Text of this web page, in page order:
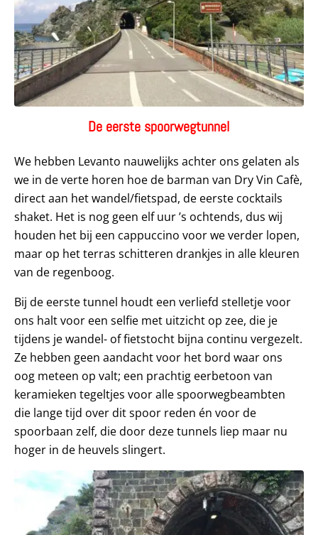
De eerste spoorwegtunnel
We hebben Levanto nauwelijks achter ons gelaten als
we in de verte horen hoe de barman van Dry Vin Cafè,
direct aan het wandel/fietspad, de eerste cocktails
shaket. Het is nog geen elf uur ’s ochtends, dus wij
houden het bij een cappuccino voor we verder lopen,
maar op het terras schitteren drankjes in alle kleuren
van de regenboog.
Bij de eerste tunnel houdt een verliefd stelletje voor
ons halt voor een selfie met uitzicht op zee, die je
tijdens je wandel- of fietstocht bijna continu vergezelt.
Ze hebben geen aandacht voor het bord waar ons
oog meteen op valt; een prachtig eerbetoon van
keramieken tegeltjes voor alle spoorwegbeambten
die lange tijd over dit spoor reden én voor de
spoorbaan zelf, die door deze tunnels liep maar nu
hoger in de heuvels slingert.